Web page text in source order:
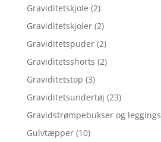
Graviditetskjole (2)
Graviditetskjoler (2)
Graviditetspuder (2)
Graviditetsshorts (2)
Graviditetstop (3)
Graviditetsundertøj (23)
Gravidstrømpebukser og leggings
Gulvtæpper (10)